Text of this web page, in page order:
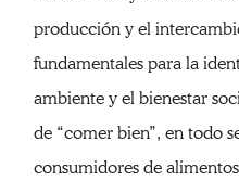
producción y el
fundamentales para la
ambiente y el bienestar
de “comer bien”, en todo
consumidores de